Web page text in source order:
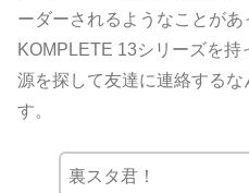
ーダーされるようなことがあ
KOMPLETE 13シリーズを
源を探して友達に連絡する
す。
裏スタ君！